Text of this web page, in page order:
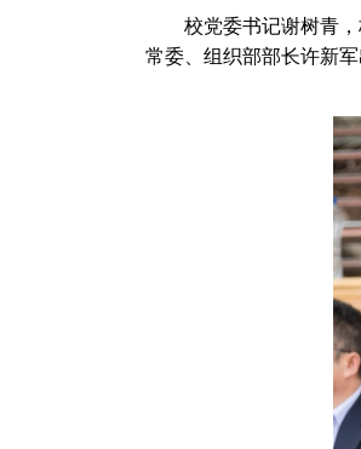
校党委书记谢树青，
常委、组织部部长许新